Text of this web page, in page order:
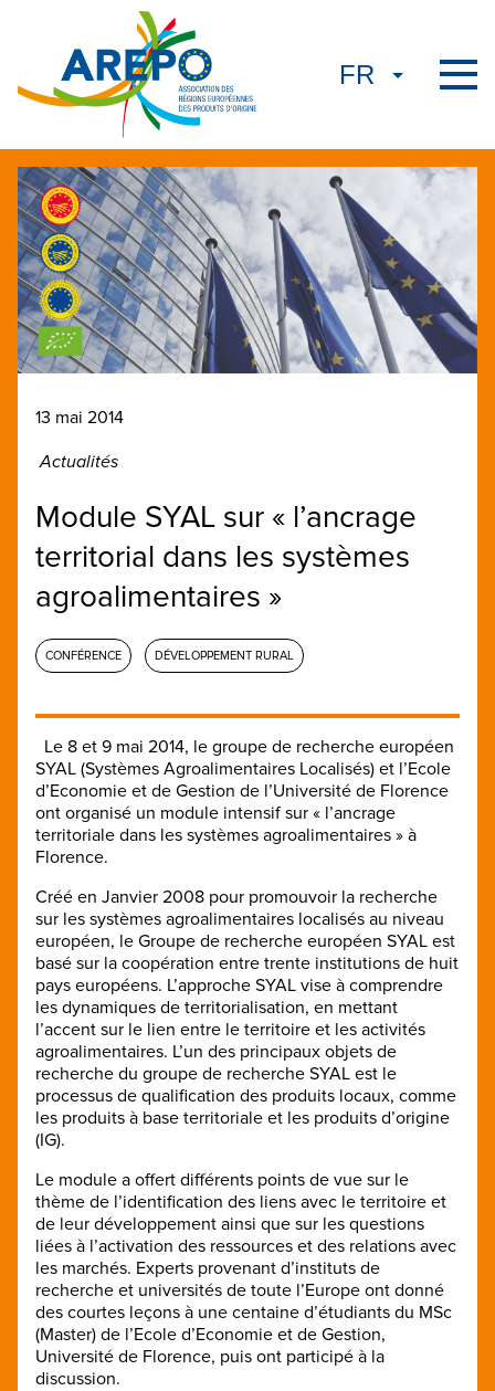
13 mai 2014
Actualités
Module SYAL sur « l’ancrage
territorial dans les systèmes
agroalimentaires »
CONFÉRENCE DÉVELOPPEMENT RURAL
Le 8 et 9 mai 2014, le groupe de recherche européen
SYAL (Systèmes Agroalimentaires Localisés) et l’Ecole
d’Economie et de Gestion de l’Université de Florence
ont organisé un module intensif sur « l’ancrage
territoriale dans les systèmes agroalimentaires » à
Florence.
Créé en Janvier 2008 pour promouvoir la recherche
sur les systèmes agroalimentaires localisés au niveau
européen, le Groupe de recherche européen SYAL est
basé sur la coopération entre trente institutions de huit
pays européens. L’approche SYAL vise à comprendre
les dynamiques de territorialisation, en mettant
l’accent sur ​​le lien entre le territoire et les activités
agroalimentaires. L’un des principaux objets de
recherche du groupe de recherche SYAL est le
processus de qualification des produits locaux, comme
les produits à base territoriale et les produits d’origine
(IG).
Le module a offert différents points de vue sur le
thème de l’identification des liens avec le territoire et
de leur développement ainsi que sur ​​les questions
liées à l’activation des ressources et des relations avec
les marchés. Experts provenant d’instituts de
recherche et universités de toute l’Europe ont donné
des courtes leçons à une centaine d’étudiants du MSc
(Master) de l’Ecole d’Economie et de Gestion,
Université de Florence, puis ont participé à la
discussion.